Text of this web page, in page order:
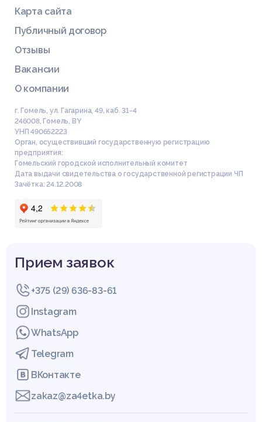
Карта сайта
Публичный договор
Отзывы
Вакансии
О компании
г. Гомель, ул. Гагарина, 49, каб. 31-4
246008, Гомель, BY
УНП 490652223
Орган, осуществивший государственную регистрацию
предприятия:
Гомельский городской исполнительный комитет
Дата выдачи свидетельства о государственной регистрации ЧП
Зачётка: 24.12.2008
Прием заявок
+375 (29) 636-83-61
Instagram
WhatsApp
Telegram
ВКонтакте
zakaz@za4etka.by